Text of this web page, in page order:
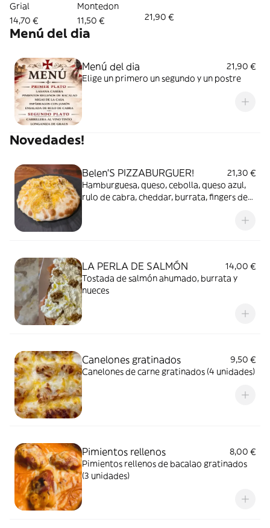
Grial
14,70 €
Montedon
11,50 €
21,90 €
Menú del dia
Menú del dia
21,90 €
Elige un primero un segundo y un postre
Novedades!
Belen'S PIZZABURGUER!
21,30 €
Hamburguesa, queso, cebolla, queso azul,
rulo de cabra, cheddar, burrata, fingers de
LA PERLA DE SALMÓN
14,00 €
Tostada de salmón ahumado, burrata y
nueces
Canelones gratinados
9,50 €
Canelones de carne gratinados (4 unidades)
Pimientos rellenos
8,00 €
Pimientos rellenos de bacalao gratinados
(3 unidades)